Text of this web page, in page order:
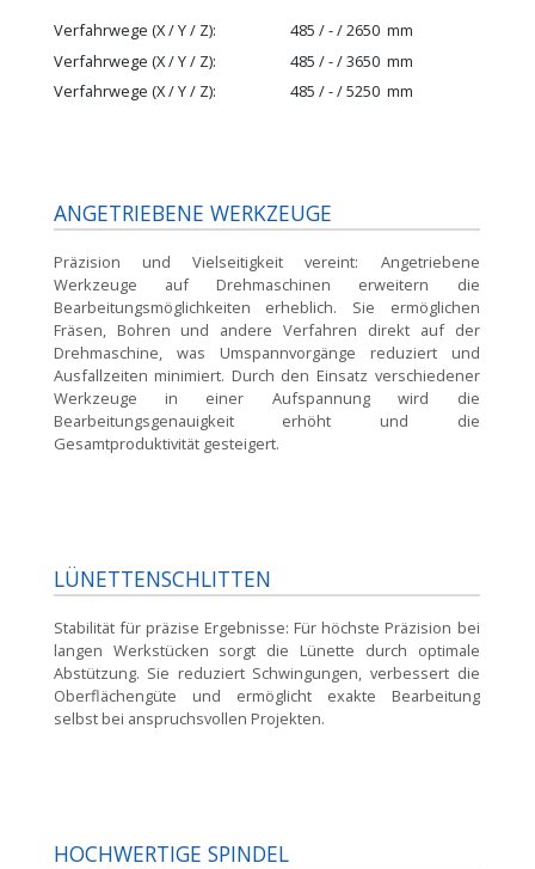
Verfahrwege (X / Y / Z) 485 / - / 2650 mm
Verfahrwege (X / Y / Z)
485 / - / 3650 mm
Verfahrwege (X / Y / Z)
485 / - / 5250 mm
ANGETRIEBENE WERKZEUGE
Präzision und Vielseitigkeit vereint: Angetriebene
Werkzeuge auf Drehmaschinen erweitern die
Bearbeitungsmöglichkeiten erheblich. Sie ermöglichen
Fräsen, Bohren und andere Verfahren direkt auf der
Drehmaschine, was Umspannvorgänge reduziert und
Ausfallzeiten minimiert. Durch den Einsatz verschiedener
Werkzeuge in einer Aufspannung wird die
Bearbeitungsgenauigkeit erhöht und die
Gesamtproduktivität gesteigert.
LÜNETTENSCHLITTEN
Stabilität für präzise Ergebnisse: Für höchste Präzision bei
langen Werkstücken sorgt die Lünette durch optimale
Abstützung. Sie reduziert Schwingungen, verbessert die
Oberflächengüte und ermöglicht exakte Bearbeitung
selbst bei anspruchsvollen Projekten.
HOCHWERTIGE SPINDEL